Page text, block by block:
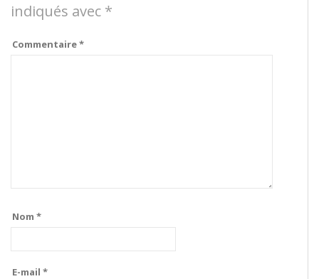
indiqués avec *
Commentaire*
Nom *
E-mail *